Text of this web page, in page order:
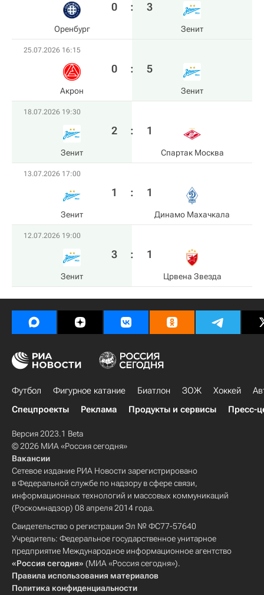
Оренбург
0 : 3
Зенит
25.07.2026 16:15
Акрон
0 : 5
Зенит
18.07.2026 19:30
Зенит
2 : 1
Спартак Москва
13.07.2026 17:00
Зенит
1 : 1
Динамо Махачкала
12.07.2026 19:00
Зенит
3 : 1
Црвена Звезда
Футбол Фигурное катание Биатлон ЗОЖ Хоккей
Спецпроекты
Реклама Продукты и сервисы Пресс-
Версия 2023.1 Beta
© 2026 МИА «Россия сегодня»
Вакансии
Сетевое издание РИА Новости зарегистрировано
в Федеральной службе по надзору в сфере связи,
информационных технологий и массовых коммуникаций
(Роскомнадзор) 08 апреля 2014 года.
Свидетельство о регистрации Эл № ФС77-57640
Учредитель: Федеральное государственное унитарное
предприятие Международное информационное агентство
«Россия сегодня» (МИА «Россия сегодня»).
Правила использования материалов
Политика конфиденциальности